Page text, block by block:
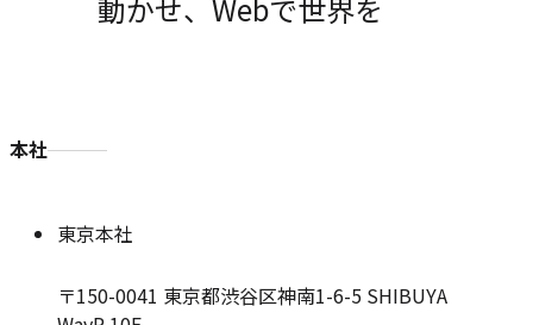
動かせ、Webで世界を
本社
東京本社
〒150-0041 東京都渋谷区神南1-6-5 SHIBUYA